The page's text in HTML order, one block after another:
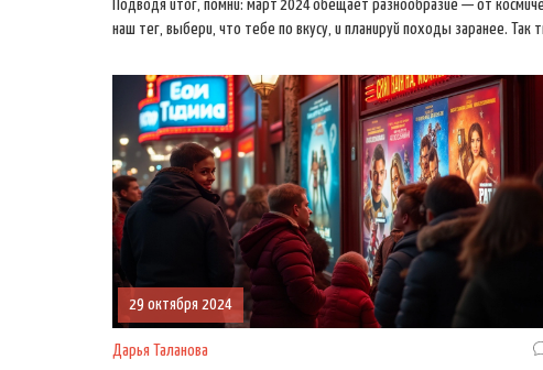
Подводя итог, помни: март 2024 обещает разнообразие — от
наш тег, выбери, что тебе по вкусу, и планируй походы заранее.
29 октября 2024
Дарья Таланова